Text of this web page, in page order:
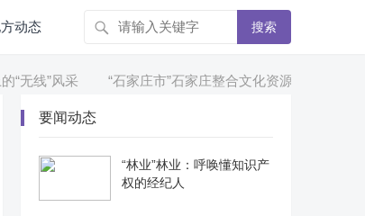
动态 搜索
线”风采 “石家庄市”石家庄整合文化资源打造多元文化
要闻动态
“林业”林业：呼唤懂知识产
权的经纪人